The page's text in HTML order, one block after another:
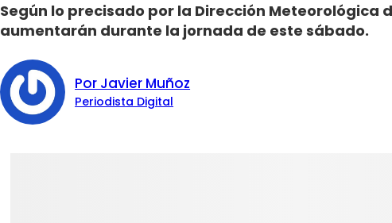
Según lo precisado por la Dirección Meteorológica
aumentarán durante la jornada de este sábado.
Por Javier Muñoz
Periodista Digital